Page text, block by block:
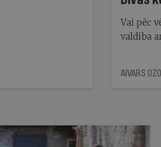
Vai pēc
valdība
AIVARS